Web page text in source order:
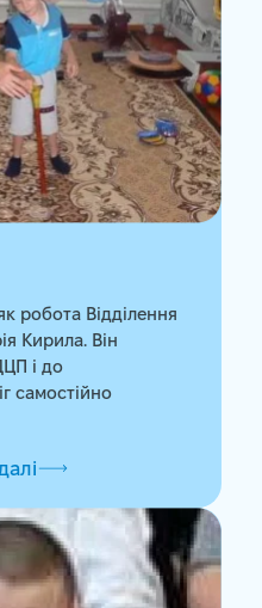
робота Відділення
Кирила. Він
і до
самостійно